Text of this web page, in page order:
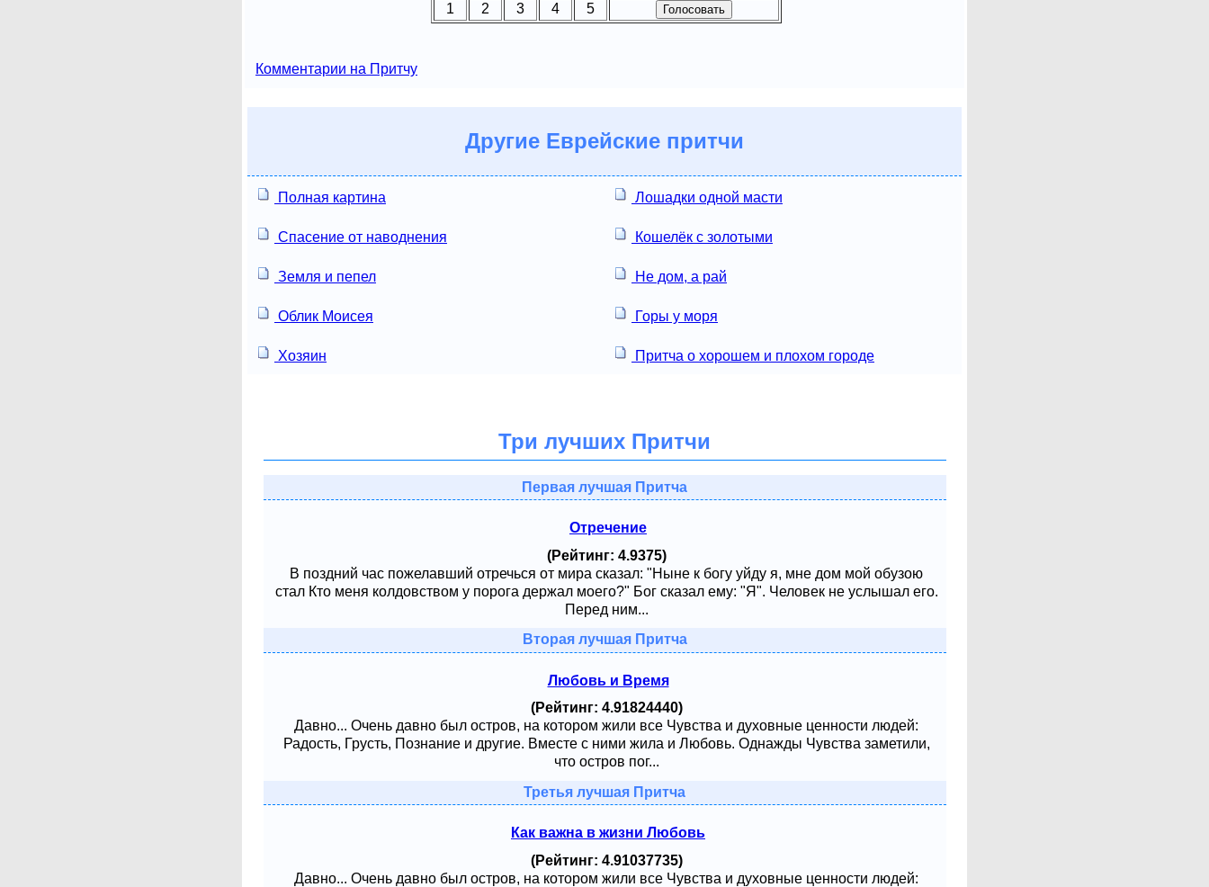
1
2 3 4 5
Комментарии на Притчу
Другие Еврейские притчи
Полная картина Лошадки одной масти
Спасение от наводнения Кошелёк с золотыми
Земля и пепел Не дом, а рай
Облик Моисея Горы у моря
Хозяин Притча о хорошем и плохом городе
Три лучших Притчи
Первая лучшая Притча
Отречение
(Рейтинг: 4.9375)
В поздний час пожелавший отречься от мира сказал: "Ныне к богу уйду я, мне дом мой обузою
стал Кто меня колдовством у порога держал моего?" Бог сказал ему: "Я". Человек не услышал его.
Перед ним...
Вторая лучшая Притча
Любовь и Время
(Рейтинг: 4.91824440)
Давно... Очень давно был остров, на котором жили все Чувства и духовные ценности людей:
Радость, Грусть, Познание и другие. Вместе с ними жила и Любовь. Однажды Чувства заметили,
что остров пог...
Третья лучшая Притча
Как важна в жизни Любовь
(Рейтинг: 4.91037735)
Давно... Очень давно был остров, на котором жили все Чувства и духовные ценности людей: